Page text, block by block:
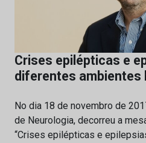
Crises epilépticas e
diferentes ambientes
No dia 18 de novembro de
de Neurologia, decorreu a
“Crises epilépticas e